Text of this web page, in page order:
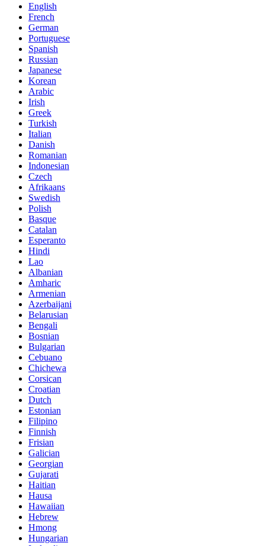
English
French
German
Portuguese
Spanish
Russian
Japanese
Korean
Arabic
Irish
Greek
Turkish
Italian
Danish
Romanian
Indonesian
Czech
Afrikaans
Swedish
Polish
Basque
Catalan
Esperanto
Hindi
Lao
Albanian
Amharic
Armenian
Azerbaijani
Belarusian
Bengali
Bosnian
Bulgarian
Cebuano
Chichewa
Corsican
Croatian
Dutch
Estonian
Filipino
Finnish
Frisian
Galician
Georgian
Gujarati
Haitian
Hausa
Hawaiian
Hebrew
Hmong
Hungarian